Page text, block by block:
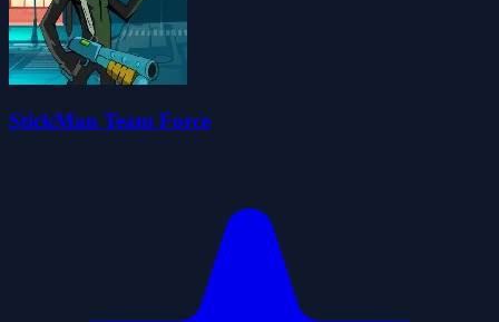
StickMan Team Force